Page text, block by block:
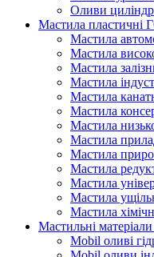
Оливи
Мастила пластичні
Мастила
Мастила
Мастила
Мастила
Мастила
Мастила
Мастила
Мастила
Мастила
Мастила
Мастила
Мастила
Мастила
Мастильні
Mobil оливі